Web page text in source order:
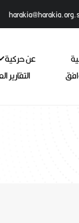
عن حركية
التقارير